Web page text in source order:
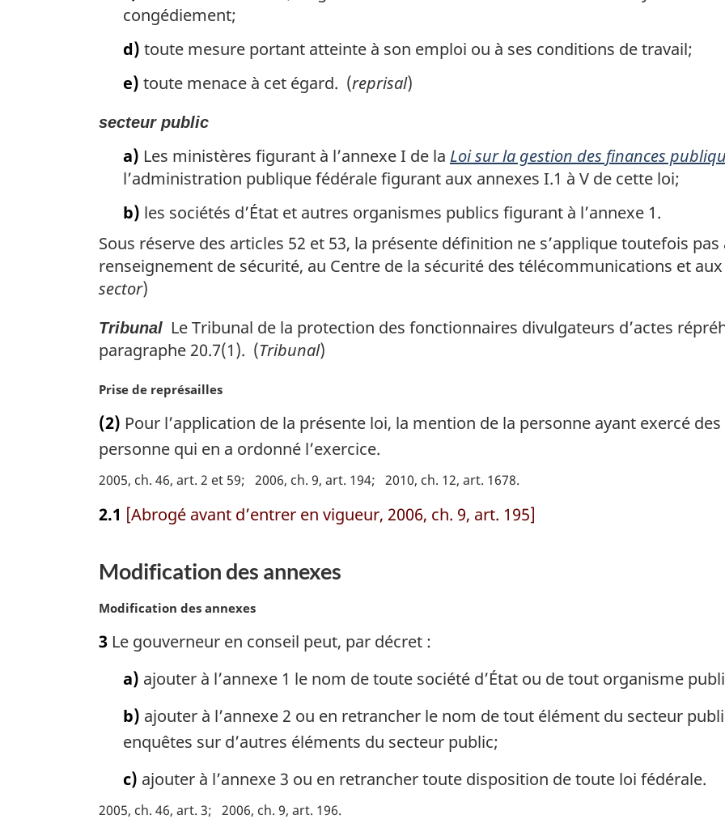
congédiement;
d) toute mesure portant atteinte à son emploi ou à ses conditions de travail;
e) toute menace à cet égard. (reprisal)
secteur public
a) Les ministères figurant à l’annexe I de la Loi sur la gestion des finances
l’administration publique fédérale figurant aux annexes I.1 à V de cette loi;
b) les sociétés d’État et autres organismes publics figurant à l’annexe 1.
Sous réserve des articles 52 et 53, la présente définition ne s’applique toutefois
renseignement de sécurité, au Centre de la sécurité des télécommunications et
sector)
Tribunal Le Tribunal de la protection des fonctionnaires divulgateurs d’actes
paragraphe 20.7(1). (Tribunal)
N
t
e
m
a
g
a
e
Prise de représailles
(2) Pour l’application de la présente loi, la mention de la personne ayant exercé
personne qui en a ordonné l’exercice.
2005, ch. 46, art. 2 et 59 2006, ch. 9, art. 194 2010, ch. 12, art. 1678
2.1 [Abrogé avant d’entrer en vigueur, 2006, ch. 9, art. 195]
Modification des annexes
N
t
l
Modification des annexes
3 Le gouverneur en conseil peut, par décret :
a) ajouter à l’annexe 1 le nom de toute société d’État ou de tout organisme
b) ajouter à l’annexe 2 ou en retrancher le nom de tout élément du secteur
enquêtes sur d’autres éléments du secteur public;
c) ajouter à l’annexe 3 ou en retrancher toute disposition de toute loi fédérale.
2005, ch. 46, art. 3 2006, ch. 9, art. 196